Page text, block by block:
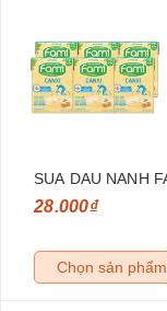
HUONG TAO
SUA DAU NANH
28.000₫
Chọn sản phẩm